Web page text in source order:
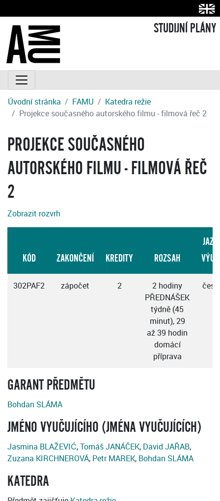
STUDIJNÍ PLÁNY
Úvodní stránka FAMU
Katedra režie
Projekce současného autorského filmu - filmová řeč 2
PROJEKCE SOUČASNÉHO
AUTORSKÉHO FILMU - FILMOVÁ ŘEČ
2
Zobrazit rozvrh
KÓD ZAKONČENÍ KREDITY ROZSAH
302PAF2 zápočet 2
2 hodiny
PŘEDNÁŠEK
týdně (45
minut), 29
až 39 hodin
domácí
příprava
GARANT PŘEDMĚTU
Bohdan SLÁMA
JMÉNO VYUČUJÍCÍHO (JMÉNA VYUČUJÍCÍCH)
Jasmina BLAŽEVIĆ,Tomáš JANÁČEK, David JAŘAB,
Zuzana KIRCHNEROVÁ, Petr MAREK, Bohdan SLÁMA
KATEDRA